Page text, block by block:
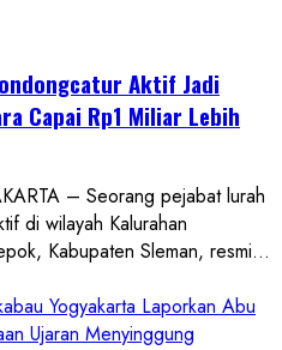
Aktif Jadi
Capai Rp1 Miliar Lebih
– Seorang pejabat lurah
di wilayah Kalurahan
Kabupaten Sleman, resmi...
Yogyakarta Laporkan Abu
Ujaran Menyinggung